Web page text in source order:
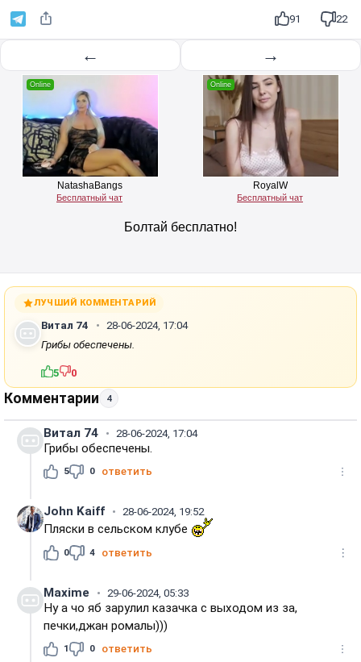
е
с
91 22
← →
ЛУЧШИЙ КОММЕНТАРИЙ
Витал 74
28-06-2024, 17:04
Грибы обеспечены.
5 0
Комментарии 4
Витал 74 28-06-2024, 17:04
Грибы обеспечены.
5 0 ответить
John Kaiff 28-06-2024, 19:52
Пляски в сельском клубе
0 4 ответить
Maxime 29-06-2024, 05:33
Ну а чо яб зарулил казачка с выходом из за,
печки,джан ромалы)))
1 0 ответить